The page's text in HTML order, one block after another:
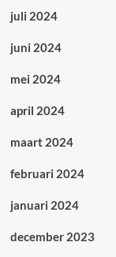
juli 2024
juni 2024
mei 2024
april 2024
maart 2024
februari 2024
januari 2024
december 2023